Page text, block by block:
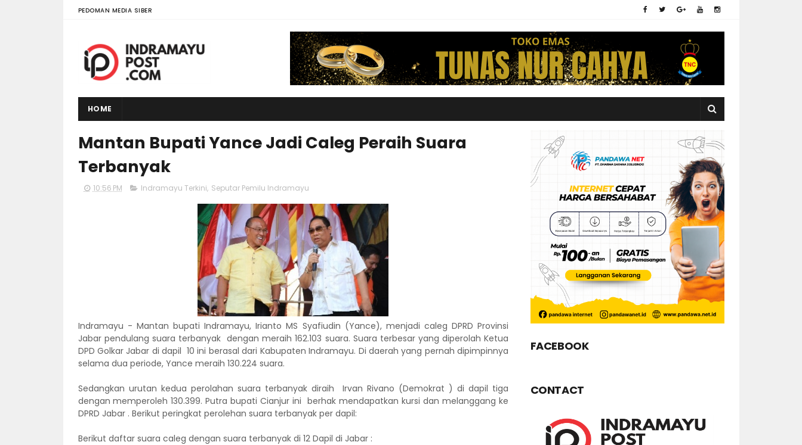
PEDOMAN MEDIA SIBER
HOME
Mantan Bupati Yance Jadi Caleg Peraih Suara
Terbanyak
10:56 PM Indramayu Terkini, Seputar Pemilu Indramayu
Indramayu - Mantan bupati Indramayu, Irianto MS Syafiudin (Yance), menjadi caleg DPRD Provinsi
Jabar pendulang suara terbanyak dengan meraih 162.103 suara. Suara terbesar yang diperolah Ketua
DPD Golkar Jabar di dapil 10 ini berasal dari Kabupaten Indramayu. Di daerah yang pernah dipimpinnya
selama dua periode, Yance meraih 130.224 suara.
Sedangkan urutan kedua perolahan suara terbanyak diraih Irvan Rivano (Demokrat ) di dapil tiga
dengan memperoleh 130.399. Putra bupati Cianjur ini berhak mendapatkan kursi dan melanggang ke
DPRD Jabar . Berikut peringkat perolehan suara terbanyak per dapil:
Berikut daftar suara caleg dengan suara terbanyak di 12 Dapil di Jabar :
FACEBOOK
CONTACT